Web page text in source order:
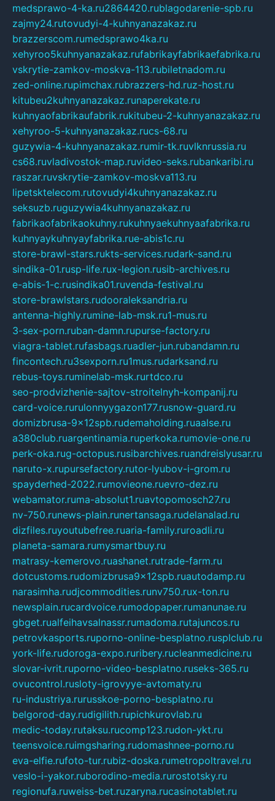
medsprawo-4-ka.ru2864420.rublagodarenie-spb.ru
zajmy24.rutovudyi-4-kuhnyanazakaz.ru
brazzerscom.rumedsprawo4ka.ru
xehyroo5kuhnyanazakaz.rufabrikayfabrikaefabrika.ru
vskrytie-zamkov-moskva-113.rubiletnadom.ru
zed-online.rupimchax.rubrazzers-hd.ruz-host.ru
kitubeu2kuhnyanazakaz.runaperekate.ru
kuhnyaofabrikaufabrik.rukitubeu-2-kuhnyanazakaz.ru
xehyroo-5-kuhnyanazakaz.rucs-68.ru
guzywia-4-kuhnyanazakaz.rumir-tk.ruvlknrussia.ru
cs68.ruvladivostok-map.ruvideo-seks.rubankaribi.ru
raszar.ruvskrytie-zamkov-moskva113.ru
lipetsktelecom.rutovudyi4kuhnyanazakaz.ru
seksuzb.ruguzywia4kuhnyanazakaz.ru
fabrikaofabrikaokuhny.rukuhnyaekuhnyaafabrika.ru
kuhnyaykuhnyayfabrika.rue-abis1c.ru
store-brawl-stars.rukts-services.rudark-sand.ru
sindika-01.rusp-life.rux-legion.rusib-archives.ru
e-abis-1-c.rusindika01.ruvenda-festival.ru
store-brawlstars.rudooraleksandria.ru
antenna-highly.rumine-lab-msk.ru1-mus.ru
3-sex-porn.ruban-damn.rupurse-factory.ru
viagra-tablet.rufasbags.ruadler-jun.rubandamn.ru
fincontech.ru3sexporn.ru1mus.rudarksand.ru
rebus-toys.ruminelab-msk.rurtdco.ru
seo-prodvizhenie-sajtov-stroitelnyh-kompanij.ru
card-voice.rurulonnyygazon177.rusnow-guard.ru
domizbrusa-9x12spb.rudemaholding.ruaalse.ru
a380club.ruargentinamia.ruperkoka.rumovie-one.ru
perk-oka.rug-octopus.rusibarchives.ruandreislyusar.ru
naruto-x.rupursefactory.rutor-lyubov-i-grom.ru
spayderhed-2022.rumovieone.ruevro-dez.ru
webamator.ruma-absolut1.ruavtopomosch27.ru
nv-750.runews-plain.runertansaga.rudelanalad.ru
dizfiles.ruyoutubefree.ruaria-family.ruroadli.ru
planeta-samara.rumysmartbuy.ru
matrasy-kemerovo.ruashanet.rutrade-farm.ru
dotcustoms.rudomizbrusa9x12spb.ruautodamp.ru
narasimha.rudjcommodities.runv750.rux-ton.ru
newsplain.rucardvoice.rumodopaper.rumanunae.ru
gbget.rualfeihavsalnassr.rumadoma.rutajuncos.ru
petrovkasports.ruporno-online-besplatno.rusplclub.ru
york-life.rudoroga-expo.ruribery.rucleanmedicine.ru
slovar-ivrit.ruporno-video-besplatno.ruseks-365.ru
ovucontrol.rusloty-igrovyye-avtomaty.ru
ru-industriya.rurusskoe-porno-besplatno.ru
belgorod-day.rudigilith.rupichkurovlab.ru
medic-today.rutaksu.rucomp123.rudon-ykt.ru
teensvoice.ruimgsharing.rudomashnee-porno.ru
eva-elfie.rufoto-tur.rubiz-doska.rumetropoltravel.ru
veslo-i-yakor.ruborodino-media.rurostotsky.ru
regionufa.ruweiss-bet.ruzaryna.rucasinotablet.ru